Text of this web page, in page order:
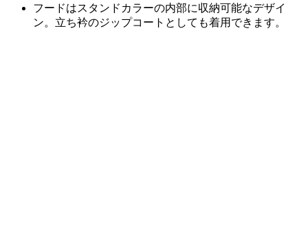
フードはスタンドカラーの内部に収納可能なデザイ
ン。立ち衿のジップコートとしても着用できます。